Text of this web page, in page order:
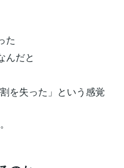
た
んだと
を失った」という感覚